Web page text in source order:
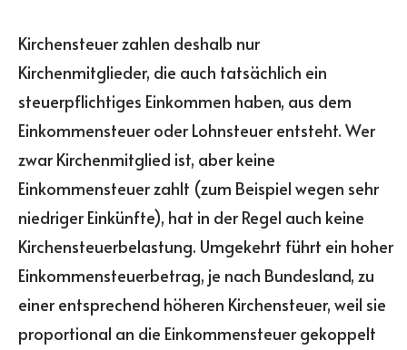
Kirchensteuer zahlen deshalb nur
Kirchenmitglieder, die auch tatsächlich ein
steuerpflichtiges Einkommen haben, aus dem
Einkommensteuer oder Lohnsteuer entsteht. Wer
zwar Kirchenmitglied ist, aber keine
Einkommensteuer zahlt (zum Beispiel wegen sehr
niedriger Einkünfte), hat in der Regel auch keine
Kirchensteuerbelastung. Umgekehrt führt ein hoher
Einkommensteuerbetrag, je nach Bundesland, zu
einer entsprechend höheren Kirchensteuer, weil sie
proportional an die Einkommensteuer gekoppelt